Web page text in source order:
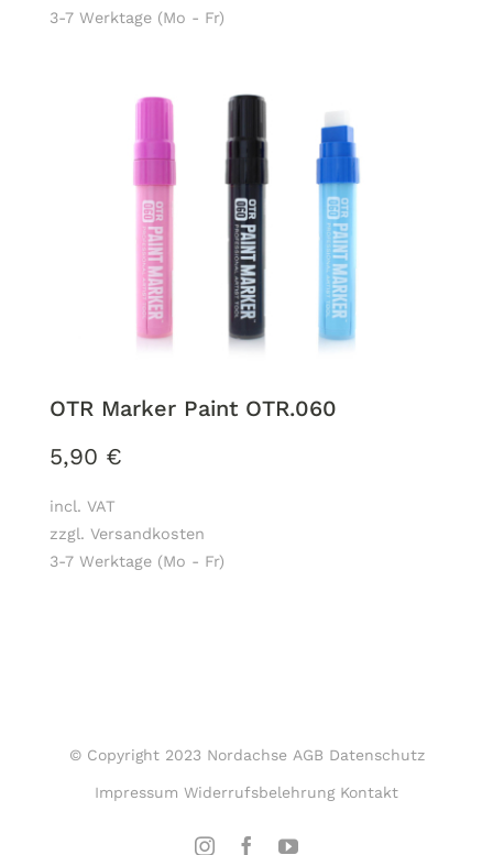
3-7 Werktage (Mo - Fr)
OTR Marker Paint OTR.060
5,90 €
incl. VAT
zzgl. Versandkosten
3-7 Werktage (Mo - Fr)
© Copyright 2023 Nordachse AGB Datenschutz
Impressum Widerrufsbelehrung Kontakt
InstagramFacebookYouTube